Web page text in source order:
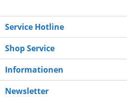
Service Hotline
Shop Service
Informationen
Newsletter